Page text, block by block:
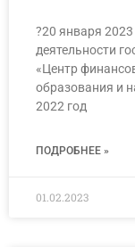
?20 января
деятельности
«Центр
образования и
2022 год
ПОДРОБНЕЕ »
01.02.2023